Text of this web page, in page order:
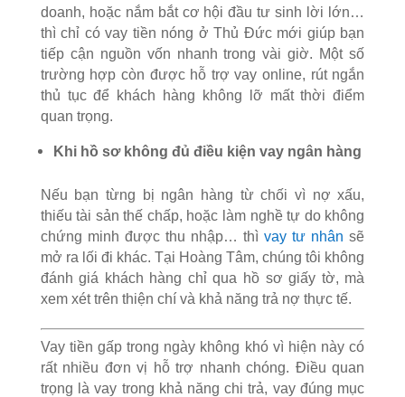
doanh, hoặc nắm bắt cơ hội đầu tư sinh lời lớn…
thì chỉ có vay tiền nóng ở Thủ Đức mới giúp bạn
tiếp cận nguồn vốn nhanh trong vài giờ. Một số
trường hợp còn được hỗ trợ vay online, rút ngắn
thủ tục để khách hàng không lỡ mất thời điểm
quan trọng.
Khi hồ sơ không đủ điều kiện vay ngân hàng
Nếu bạn từng bị ngân hàng từ chối vì nợ xấu,
thiếu tài sản thế chấp, hoặc làm nghề tự do không
chứng minh được thu nhập… thìvay tư nhân sẽ
mở ra lối đi khác. Tại Hoàng Tâm, chúng tôi không
đánh giá khách hàng chỉ qua hồ sơ giấy tờ, mà
xem xét trên thiện chí và khả năng trả nợ thực tế.
Vay tiền gấp trong ngày không khó vì hiện này có
rất nhiều đơn vị hỗ trợ nhanh chóng. Điều quan
trọng là vay trong khả năng chi trả, vay đúng mục